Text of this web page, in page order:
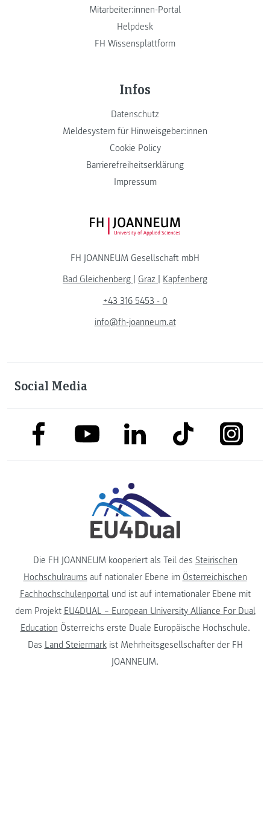
Mitarbeiter:innen-Portal
Helpdesk
FH Wissensplattform
Infos
Datenschutz
Meldesystem für Hinweisgeber:innen
Cookie Policy
Barrierefreiheitserklärung
Impressum
FH JOANNEUM Logo
FH JOANNEUM Gesellschaft mbH
Bad Gleichenberg
Graz
Kapfenberg
+43 316 5453 - 0
info@fh-joanneum.at
Social Media
link to facebooklink to youtubelink to linkedinlink to tiktok
Die FH JOANNEUM kooperiert als Teil des Steirischen
Hochschulraums auf nationaler Ebene im Österreichischen
Fachhochschulenportalund ist auf internationaler Ebene mit
dem Projekt EU4DUAL – European University Alliance For Dual
Education Österreichs erste Duale Europäische Hochschule.
Das Land Steiermarkist Mehrheitsgesellschafter der FH
JOANNEUM.